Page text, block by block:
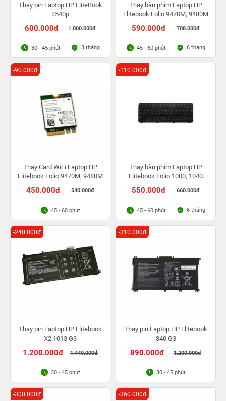
Thay pin Laptop HP EliteBook
2540p
600.000đ 1.000.000đ
30 - 45 phút 3 tháng
Thay bàn phím Laptop HP
Elitebook Folio 9470M, 9480M
590.000đ 708.000đ
45 - 60 phút 6 tháng
Thay Card WiFi Laptop HP
Elitebook Folio 9470M, 9480M
450.000đ 540.000đ
-90.000đ
45 - 60 phút
Thay bàn phím Laptop HP
Elitebook Folio 1000, 1040
550.000đ 660.000đ
-110.000đ
45 - 60 phút 6 tháng
Thay pin Laptop HP Elitebook
X2 1013 G3
1.200.000đ 1.440.000đ
-240.000đ
30 - 45 phút
Thay pin Laptop HP Elitebook
840 G3
890.000đ 1.200.000đ
-310.000đ
30 - 45 phút
-300.000đ -360.000đ